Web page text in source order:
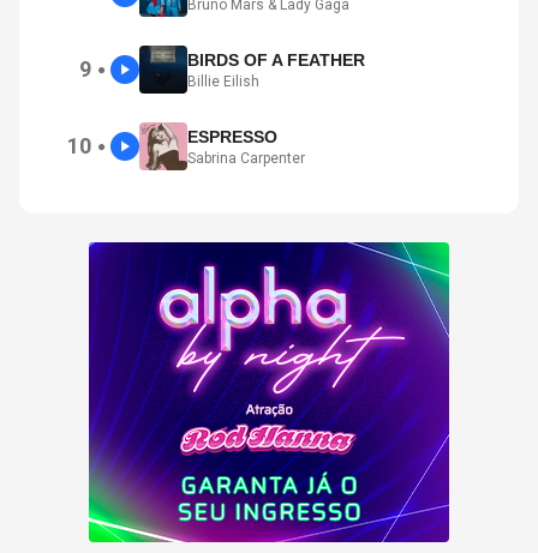
Bruno Mars & Lady Gaga
9 ● BIRDS OF A FEATHER
Billie Eilish
10 ● ESPRESSO
Sabrina Carpenter